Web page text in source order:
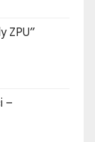
ZPU”
–